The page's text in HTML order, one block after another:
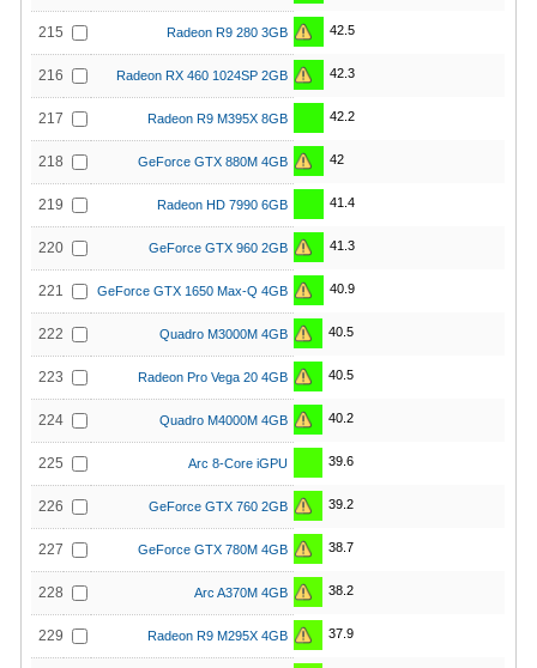
215 Radeon R9 280 3GB 42.5
216 Radeon RX 460 1024SP 2GB 42.3
217 Radeon R9 M395X 8GB 42.2
218 GeForce GTX 880M 4GB 42
219 Radeon HD 7990 6GB 41.4
220 GeForce GTX 960 2GB 41.3
221 GeForce GTX 1650 Max-Q 4GB 40.9
222 Quadro M3000M 4GB 40.5
223 Radeon Pro Vega 20 4GB 40.5
224 Quadro M4000M 4GB 40.2
225 Arc 8-Core iGPU 39.6
226 GeForce GTX 760 2GB 39.2
227 GeForce GTX 780M 4GB 38.7
228 Arc A370M 4GB 38.2
229 Radeon R9 M295X 4GB 37.9